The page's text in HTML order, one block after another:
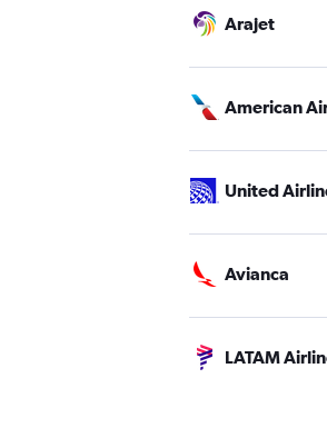
Arajet
American
United
Avianca
LATAM